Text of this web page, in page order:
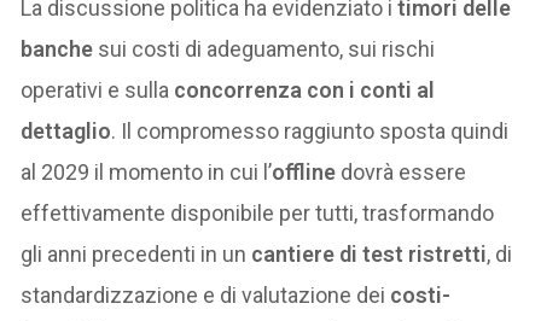
La discussione politica ha evidenziato itimori delle
banche sui costi di adeguamento, sui rischi
operativi e sulla concorrenza con i conti al
dettaglio. Il compromesso raggiunto sposta quindi
al 2029 il momento in cui l’offline dovrà essere
effettivamente disponibile per tutti, trasformando
gli anni precedenti in un cantiere di test ristretti, di
standardizzazione e di valutazione dei costi-